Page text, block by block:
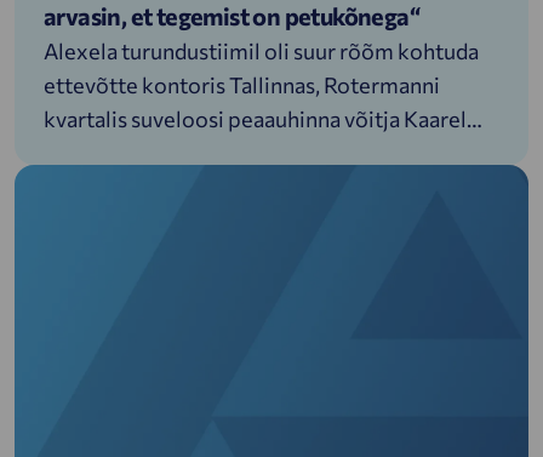
arvasin, et tegemist on petukõnega“
Alexela turundustiimil oli suur rõõm kohtuda
ettevõtte kontoris Tallinnas, Rotermanni
kvartalis suveloosi peaauhinna võitja Kaarel